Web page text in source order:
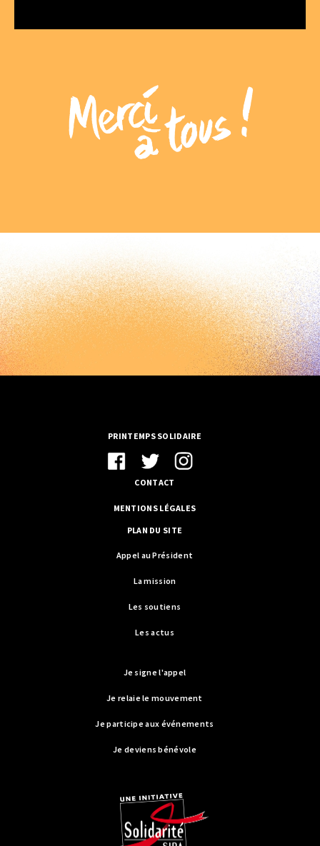
PRINTEMPS SOLIDAIRE
CONTACT
MENTIONS LÉGALES
PLAN DU SITE
Appel au Président
La mission
Les soutiens
Les actus
Je signe l'appel
Je relaie le mouvement
Je participe aux événements
Je deviens bénévole